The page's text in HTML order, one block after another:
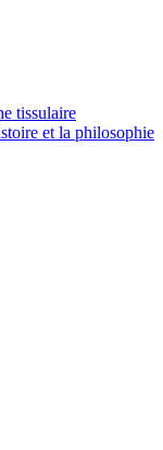
tissulaire
et la philosophie